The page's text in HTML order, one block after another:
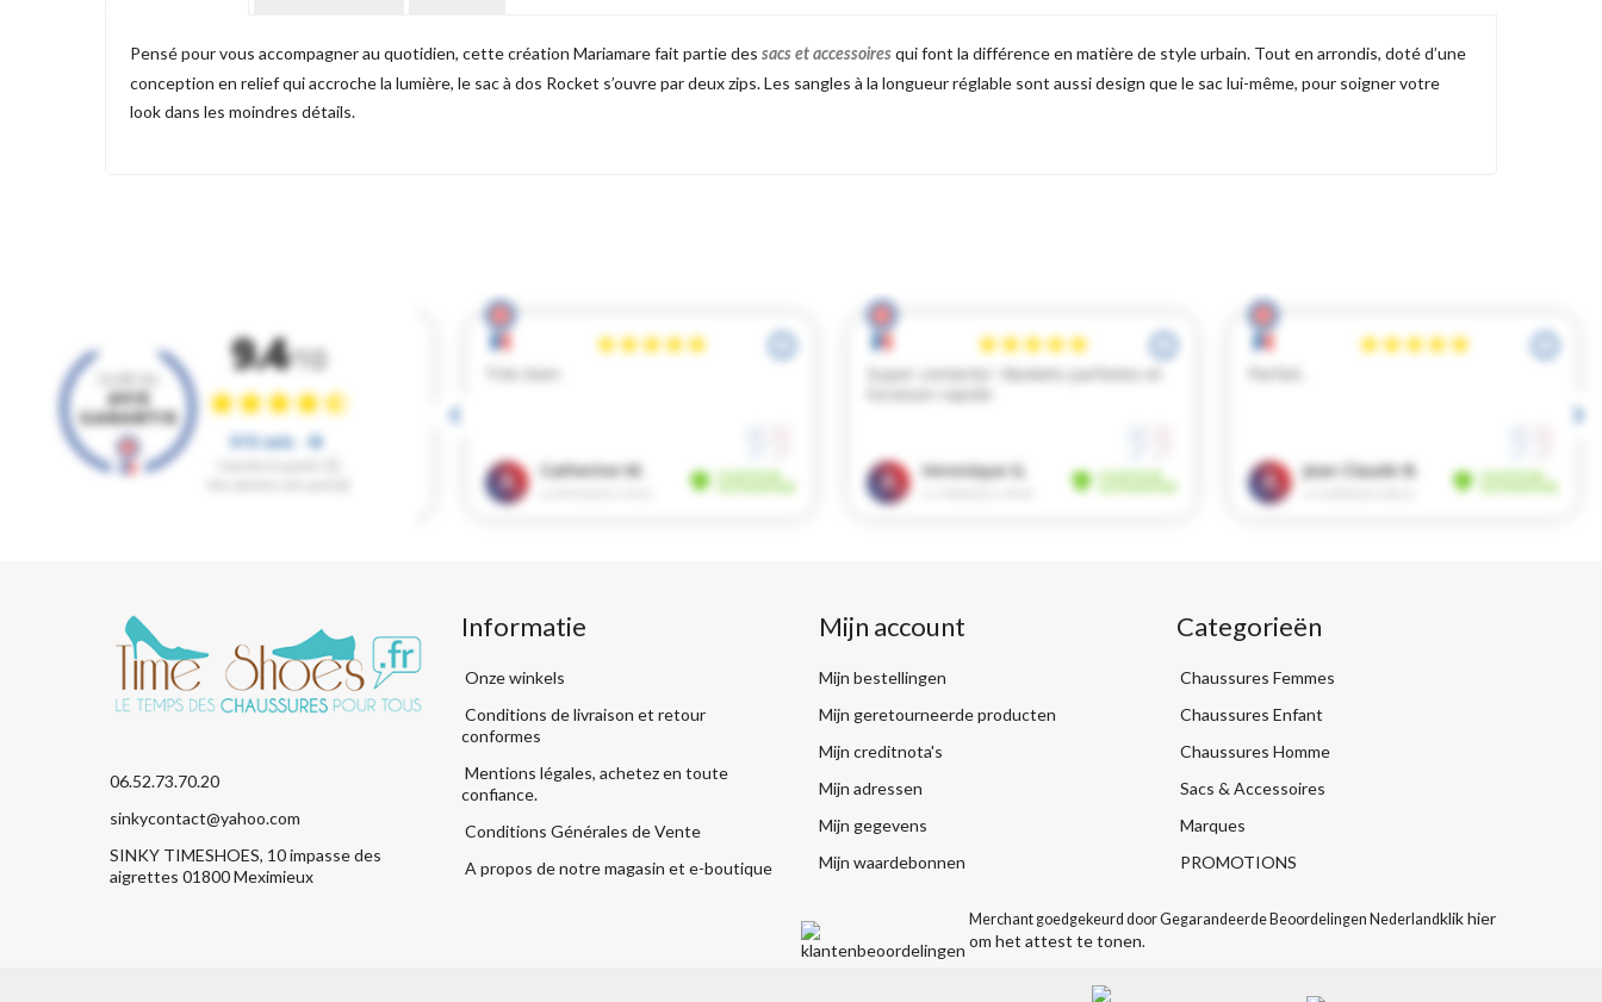
Pensé pour vous accompagner au quotidien, cette création Mariamare fait partie des sacs et accessoires qui font la différence en matière de style urbain. Tout en arrondis, doté d’une
conception en relief qui accroche la lumière, le sac à dos Rocket s’ouvre par deux zips. Les sangles à la longueur réglable sont aussi design que le sac lui-même, pour soigner votre
look dans les moindres détails.
06.52.73.70.20
sinkycontact@yahoo.com
SINKY TIMESHOES, 10 impasse des
aigrettes 01800 Meximieux
Informatie
Onze winkels
Conditions de livraison et retour
conformes
Mentions légales, achetez en toute
confiance.
Conditions Générales de Vente
A propos de notre magasin et e-boutique
Mijn account
Mijn bestellingen
Mijn geretourneerde producten
Mijn creditnota's
Mijn adressen
Mijn gegevens
Mijn waardebonnen
Categorieën
Chaussures Femmes
Chaussures Enfant
Chaussures Homme
Sacs & Accessoires
Marques
PROMOTIONS
Merchant goedgekeurd door Gegarandeerde Beoordelingen Nederlandklik hier
om het attest te tonen.